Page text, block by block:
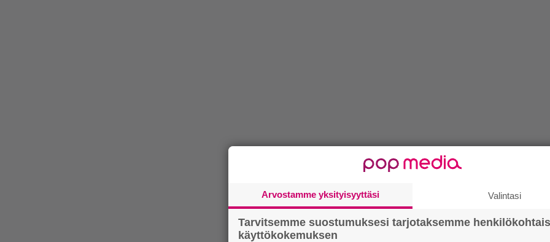
Arvostamme yksityisyyttäsi Valintasi
Tarvitsemme suostumuksesi tarjotaksemme
käyttökokemuksen